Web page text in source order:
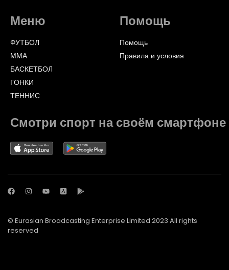
Меню
ФУТБОЛ
ММА
БАСКЕТБОЛ
ГОНКИ
ТЕННИС
Помощь
Помощь
Правила и условия
Смотри спорт на своём смартфоне
© Eurasian Broadcasting Enterprise Limited 2023 All rights
reserved